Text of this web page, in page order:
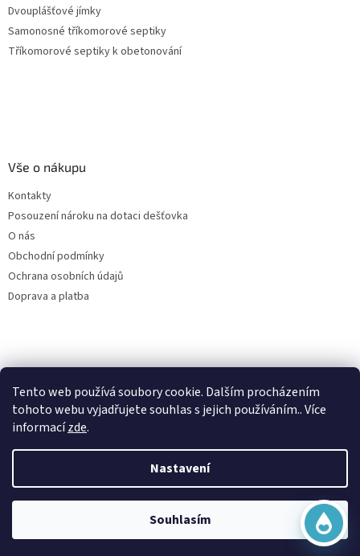
Tento web používá soubory cookie. Dalším procházením
tohoto webu vyjadřujete souhlas s jejich používáním.. Více
informacízde.
Nastavení
Souhlasím
Dvouplášťové jímky
Samonosné tříkomorové septiky
Tříkomorové septiky k obetonování
Vše o nákupu
Kontakty
Posouzení nároku na dotaci dešťovka
O nás
Obchodní podmínky
Ochrana osobních údajů
Doprava a platba
Filtry dešťové vody
Vytvořil Shoptet
Česká nádrž. Všechna práva vyhrazena.
Online
Začít konverzaci